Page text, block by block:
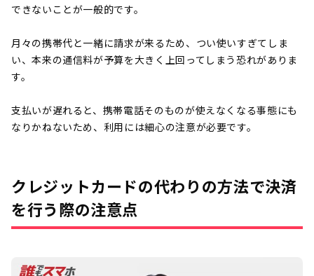
できないことが一般的です。
月々の携帯代と一緒に請求が来るため、つい使いすぎてしま
い、本来の通信料が予算を大きく上回ってしまう恐れがありま
す。
支払いが遅れると、携帯電話そのものが使えなくなる事態にも
なりかねないため、利用には細心の注意が必要です。
クレジットカードの代わりの方法で決済
を行う際の注意点